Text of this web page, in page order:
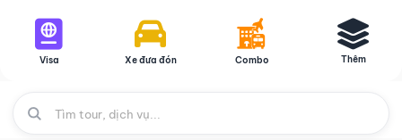
Visa Xe đưa đón Combo Thêm